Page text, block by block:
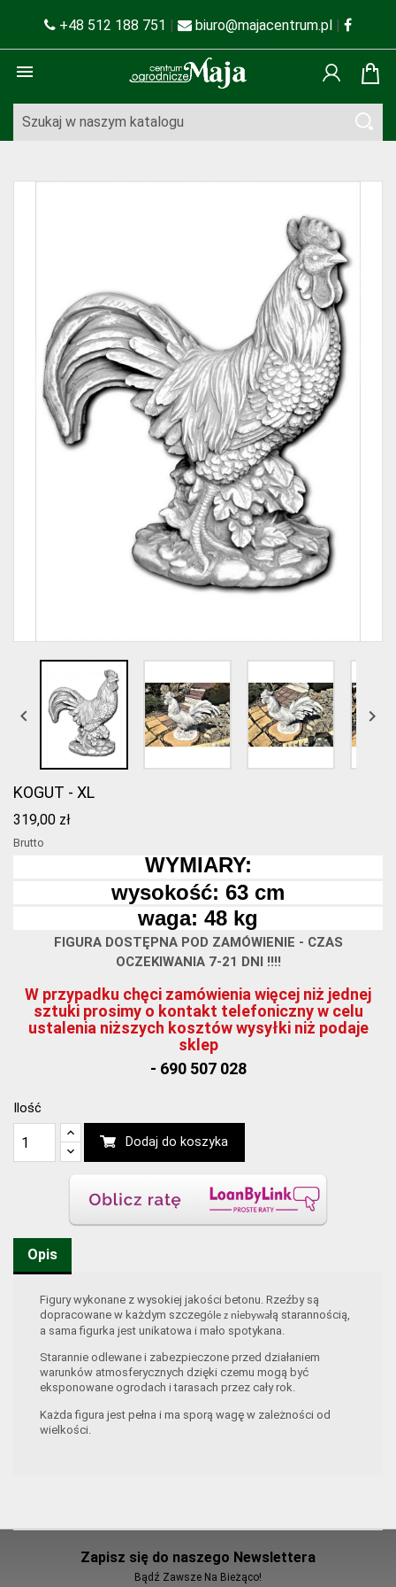
+48 512 188 751 | biuro@majacentrum.pl |

 
KOGUT - XL
319,00 zł
Brutto
WYMIARY:
wysokość: 63 cm
waga: 48 kg
FIGURA DOSTĘPNA POD ZAMÓWIENIE - CZAS
OCZEKIWANIA 7-21 DNI !!!!
W przypadku chęci zamówienia więcej niż jednej
sztuki prosimy o kontakt telefoniczny w celu
ustalenia niższych kosztów wysyłki niż podaje
sklep
- 690 507 028
Ilość
Dodaj do koszyka
Opis
Figury wykonane z wysokiej jakości betonu. Rzeźby są
dopracowane w każdym szczególe z niebywałą starannością,
a sama figurka jest unikatowa i mało spotykana.
Starannie odlewane i zabezpieczone przed działaniem
warunków atmosferycznych dzięki czemu mogą być
eksponowane ogrodach i tarasach przez cały rok.
Każda figura jest pełna i ma sporą wagę w zależności od
wielkości.
Zapisz się do naszego Newslettera
Bądź Zawsze Na Bieżąco!